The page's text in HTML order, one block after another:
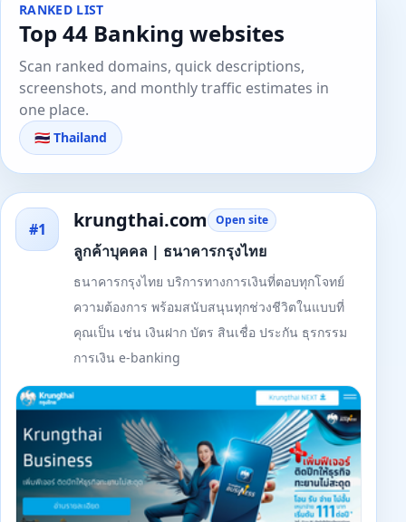
RANKED LIST
Top 44 Banking websites
Scan ranked domains, quick descriptions,
screenshots, and monthly traffic estimates in
one place.
🇹🇭 Thailand
#1 krungthai.com Open site
ลูกค้าบุคคล | ธนาคารกรุงไทย
ธนาคารกรุงไทย บริการทางการเงินที่ตอบทุกโจทย์
ความต้องการ พร้อมสนับสนุนทุกช่วงชีวิตในแบบที่
คุณเป็น เช่น เงินฝาก บัตร สินเชื่อ ประกัน ธุรกรรม
การเงิน e-banking